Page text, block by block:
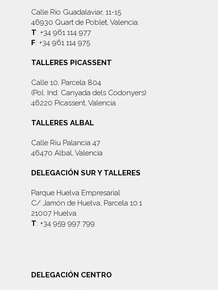
Calle Rio Guadalaviar, 11-15
46930 Quart de Poblet, Valencia.
T: +34 961 114 977
F: +34 961 114 975
TALLERES PICASSENT
Calle 10, Parcela 804
(Pol. Ind. Canyada dels Codonyers)
46220 Picassent, Valencia
TALLERES ALBAL
Calle Riu Palancia 47
46470 Albal, Valencia
DELEGACIÓN SUR Y TALLERES
Parque Huelva Empresarial
C/ Jamón de Huelva, Parcela 10.1
21007 Huelva.
T: +34 959 997 799
DELEGACIÓN CENTRO